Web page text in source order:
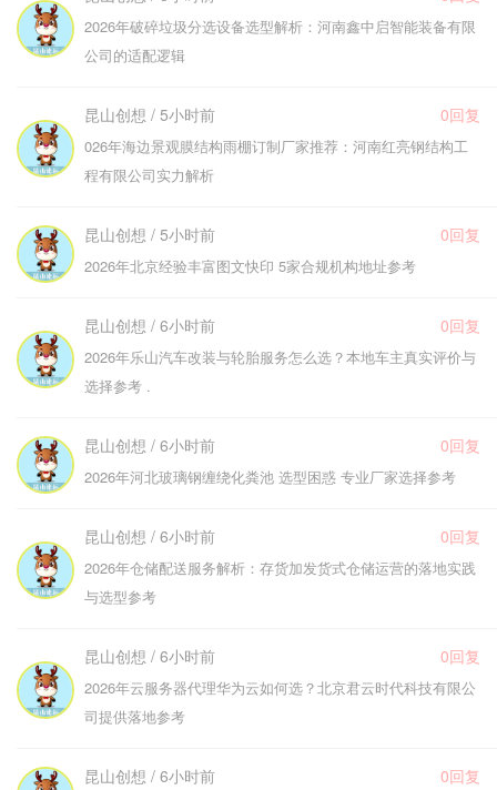
2026年破碎垃圾分选设备选型解析：河南鑫中启智能装备有限
公司的适配逻辑
昆山创想 / 5小时前 0回复
026年海边景观膜结构雨棚订制厂家推荐：河南红亮钢结构工
程有限公司实力解析
昆山创想 / 5小时前 0回复
2026年北京经验丰富图文快印 5家合规机构地址参考
昆山创想 / 6小时前 0回复
2026年乐山汽车改装与轮胎服务怎么选？本地车主真实评价与
选择参考 .
昆山创想 / 6小时前 0回复
2026年河北玻璃钢缠绕化粪池 选型困惑 专业厂家选择参考
昆山创想 / 6小时前 0回复
2026年仓储配送服务解析：存货加发货式仓储运营的落地实践
与选型参考
昆山创想 / 6小时前 0回复
2026年云服务器代理华为云如何选？北京君云时代科技有限公
司提供落地参考
昆山创想 / 6小时前 0回复